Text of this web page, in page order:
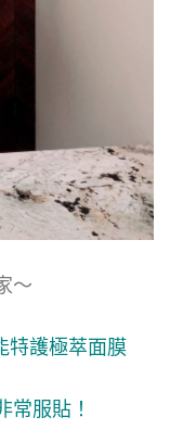
～
特護極萃面膜
常服貼！